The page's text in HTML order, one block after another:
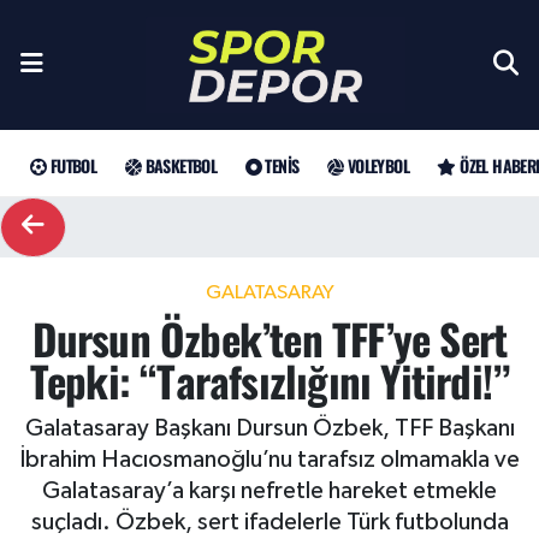
FUTBOL BASKETBOL TENIS VOLEYBOL ÖZEL
GALATASARAY
Dursun Özbek’ten TFF’ye Sert
Tepki: “Tarafsızlığını Yitirdi!”
Galatasaray Başkanı Dursun Özbek, TFF Başkanı
İbrahim Hacıosmanoğlu’nu tarafsız olmamakla ve
Galatasaray’a karşı nefretle hareket etmekle
suçladı. Özbek, sert ifadelerle Türk futbolunda
Trendyol Süper Lig
Şampiyonlar Ligi
UEFA Avrupa Ligi
Avrupa Konferans Ligi
Türkiye Basketbol Ligi
Sultanlar Ligi
Özel Haberler
Muhabirler
Arama
Şampiyonlar Ligi
UEFA Avrupa Ligi
Avrupa Konferans Ligi
Trendyol Süper Lig
Nöbetçi Eczaneler
Tüm Manşetler
Son Dakika Haberleri
Haber Arşivi